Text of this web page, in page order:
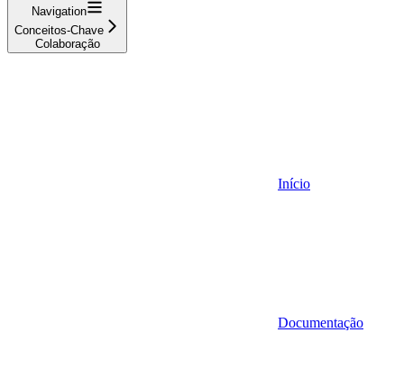
Navigation
Conceitos-Chave
Colaboração
Início
Documentação